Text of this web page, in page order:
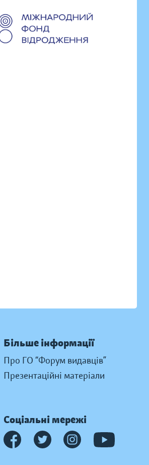
Більше інформації
Про ГО “Форум видавців”
Презентаційні матеріали
Соціальні мережі